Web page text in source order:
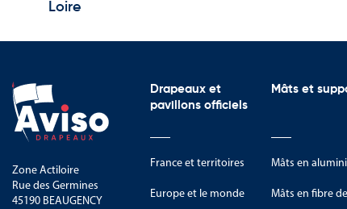
Loire
Zone Actiloire
Rue des Germines
45190 BEAUGENCY
Drapeaux et
pavillons officiels
France et territoires
Europe et le monde
Mâts et
Mâts en
Mâts en fibre